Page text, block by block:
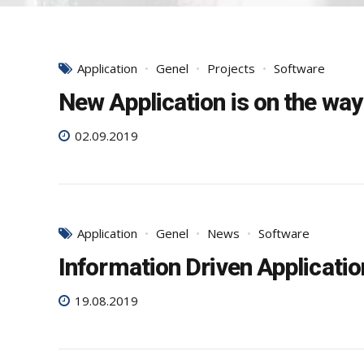
Application Genel Projects Software
New Application is on the way
02.09.2019
Application Genel News Software
Information Driven
19.08.2019